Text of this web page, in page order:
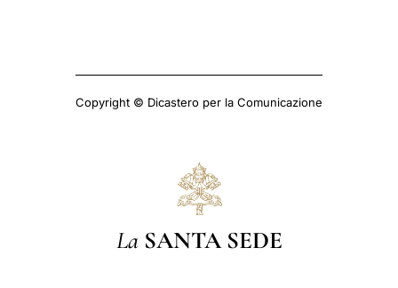
Copyright © Dicastero per la Comunicazione
La SANTA SEDE